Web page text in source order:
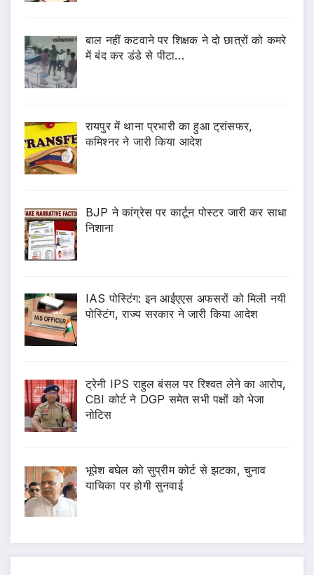
बाल नहीं कटवाने पर शिक्षक ने दो छात्रों को कमरे
में बंद कर डंडे से पीटा…
रायपुर में थाना प्रभारी का हुआ ट्रांसफर,
कमिश्नर ने जारी किया आदेश
BJP ने कांग्रेस पर कार्टून पोस्टर जारी कर साधा
निशाना
IAS पोस्टिंग: इन आईएएस अफसरों को मिली नयी
पोस्टिंग, राज्य सरकार ने जारी किया आदेश
ट्रेनी IPS राहुल बंसल पर रिश्वत लेने का आरोप,
CBI कोर्ट ने DGP समेत सभी पक्षों को भेजा
नोटिस
भूपेश बघेल को सुप्रीम कोर्ट से झटका, चुनाव
याचिका पर होगी सुनवाई